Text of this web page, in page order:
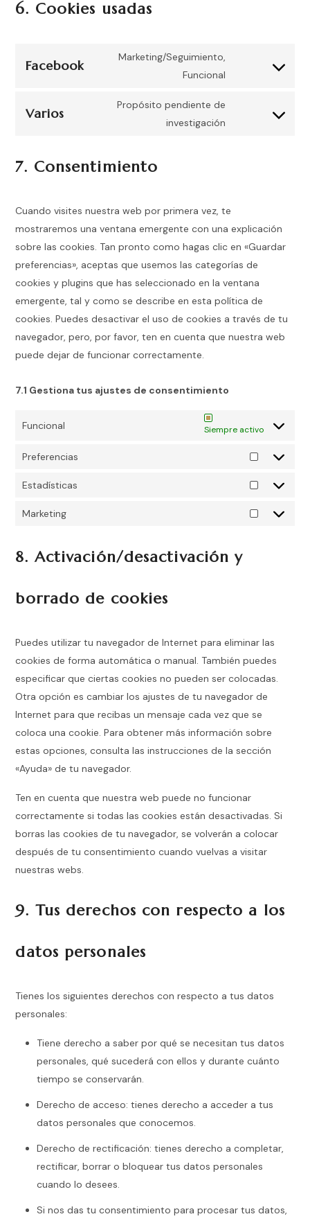
6. Cookies usadas
Facebook
Marketing/Seguimiento,
Funcional
Varios
Propósito pendiente de
investigación
7. Consentimiento
Cuando visites nuestra web por primera vez, te
mostraremos una ventana emergente con una explicación
sobre las cookies. Tan pronto como hagas clic en «Guardar
preferencias», aceptas que usemos las categorías de
cookies y plugins que has seleccionado en la ventana
emergente, tal y como se describe en esta política de
cookies. Puedes desactivar el uso de cookies a través de tu
navegador, pero, por favor, ten en cuenta que nuestra web
puede dejar de funcionar correctamente.
7.1 Gestiona tus ajustes de consentimiento
Funcional Siempre activo
Preferencias
Estadísticas
Marketing
8. Activación/desactivación y
borrado de cookies
Puedes utilizar tu navegador de Internet para eliminar las
cookies de forma automática o manual. También puedes
especificar que ciertas cookies no pueden ser colocadas.
Otra opción es cambiar los ajustes de tu navegador de
Internet para que recibas un mensaje cada vez que se
coloca una cookie. Para obtener más información sobre
estas opciones, consulta las instrucciones de la sección
«Ayuda» de tu navegador.
Ten en cuenta que nuestra web puede no funcionar
correctamente si todas las cookies están desactivadas. Si
borras las cookies de tu navegador, se volverán a colocar
después de tu consentimiento cuando vuelvas a visitar
nuestras webs.
9. Tus derechos con respecto a los
datos personales
Tienes los siguientes derechos con respecto a tus datos
personales:
Tiene derecho a saber por qué se necesitan tus datos
personales, qué sucederá con ellos y durante cuánto
tiempo se conservarán.
Derecho de acceso: tienes derecho a acceder a tus
datos personales que conocemos.
Derecho de rectificación: tienes derecho a completar,
rectificar, borrar o bloquear tus datos personales
cuando lo desees.
Si nos das tu consentimiento para procesar tus datos,